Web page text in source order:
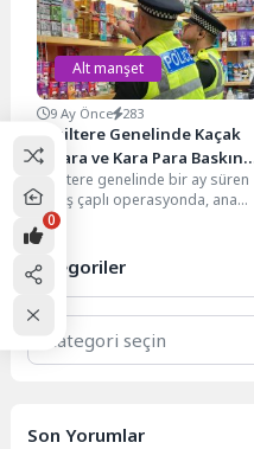
Alt manşet
9 Ay Önce 283
İngiltere Genelinde Kaçak
Sigara ve Kara Para Baskını:
Polis 920 Şüpheliyi
Gözaltına Aldı
İngiltere genelinde bir ay süren
geniş çaplı operasyonda, ana
caddelerde faaliyet gösteren
işletmelere yönelik yapılan...
Kategoriler
Kategoriler
Son Yorumlar
0